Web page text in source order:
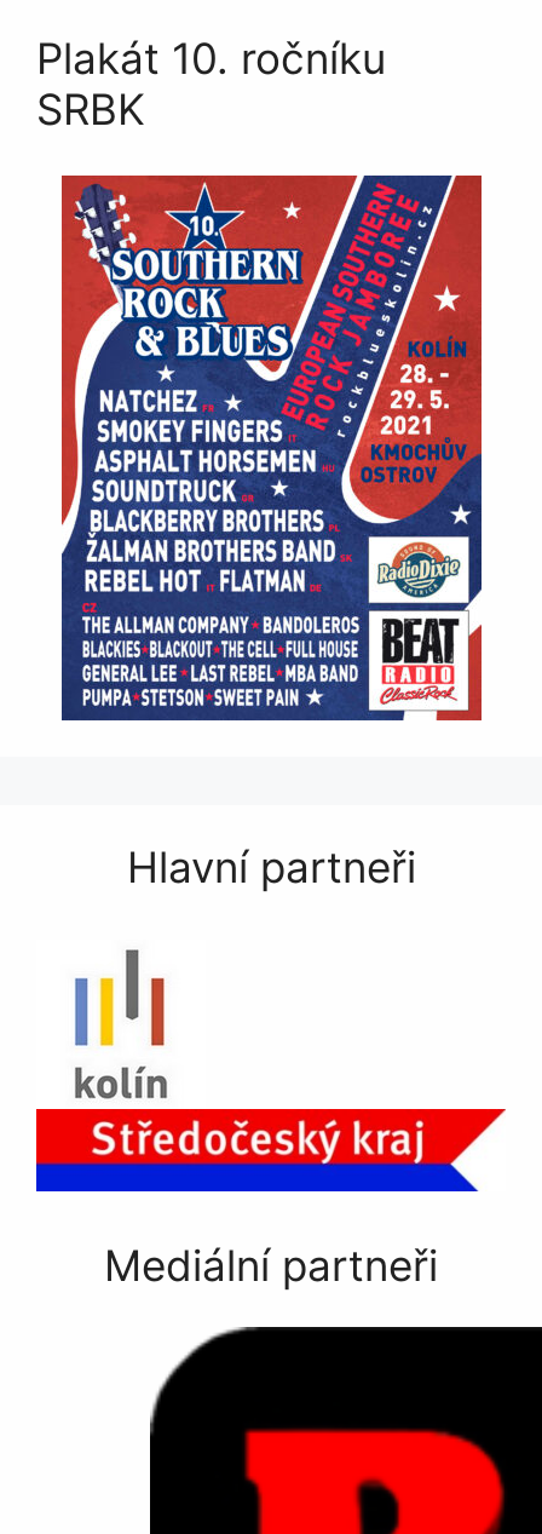
Plakát 10. ročníku
SRBK
Hlavní partneři
Mediální partneři